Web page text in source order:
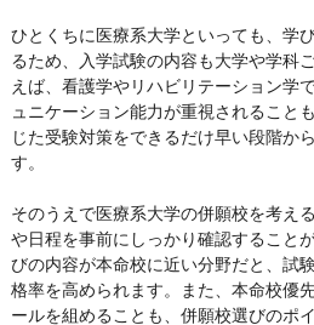
ひとくちに医療系大学といっても、学
るため、入学試験の内容も大学や学科
えば、看護学やリハビリテーション学
ュニケーション能力が重視されること
じた受験対策をできるだけ早い段階か
す。
そのうえで医療系大学の併願校を考え
や日程を事前にしっかり確認すること
びの内容が本命校に近い分野だと、試
格率を高められます。また、本命校優
ールを組めることも、併願校選びのポ